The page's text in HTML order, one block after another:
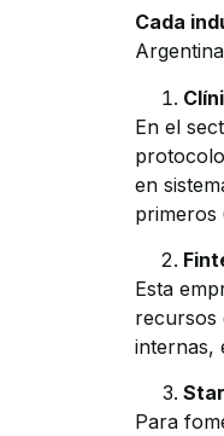
Cada
En el
en
primeros
Esta
recursos
internas,
Para